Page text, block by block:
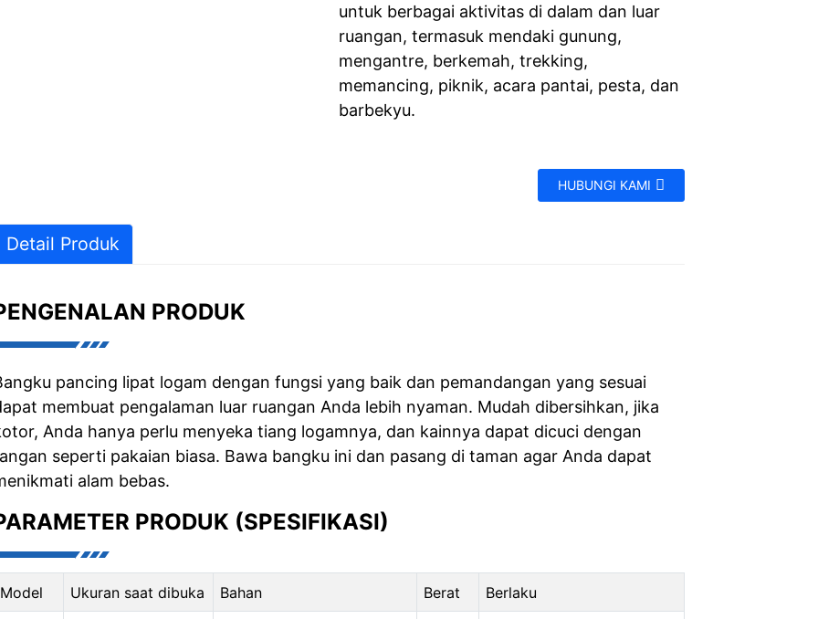
untuk berbagai aktivitas di dalam dan luar
ruangan, termasuk mendaki gunung,
mengantre, berkemah, trekking,
memancing, piknik, acara pantai, pesta, dan
barbekyu.
HUBUNGI KAMI
Detail Produk
PRODUK
pancing lipat logam dengan fungsi yang baik dan pemandangan yang sesuai
membuat pengalaman luar ruangan Anda lebih nyaman. Mudah dibersihkan, jika
Anda hanya perlu menyeka tiang logamnya, dan kainnya dapat dicuci dengan
seperti pakaian biasa. Bawa bangku ini dan pasang di taman agar Anda dapat
alam bebas.
PRODUK (SPESIFIKASI)
Model Ukuran saat dibuka Bahan Berat Berlaku